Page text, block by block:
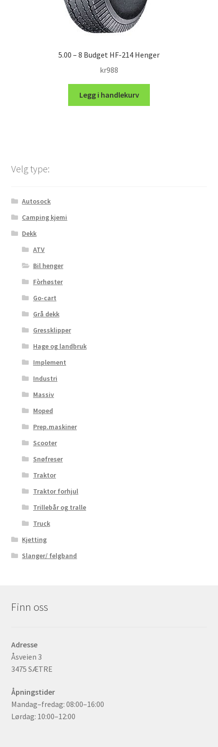
5.00 – 8 Budget HF-214 Henger
kr988
Legg i handlekurv
Velg type:
Autosock
Camping kjemi
Dekk
ATV
Bil henger
Fòrhøster
Go-cart
Grå dekk
Gressklipper
Hage og landbruk
Implement
Industri
Massiv
Moped
Prep.maskiner
Scooter
Snøfreser
Traktor
Traktor forhjul
Trillebår og tralle
Truck
Kjetting
Slanger/ felgband
Finn oss
Adresse
Åsveien 3
3475 SÆTRE
Åpningstider
Mandag–fredag: 08:00–16:00
Lørdag: 10:00–12:00